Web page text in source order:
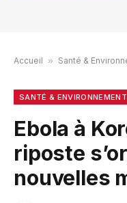
Accueil » Santé &
SANTÉ & ENVIRONNEMENT
Ebola à
riposte
nouvelles